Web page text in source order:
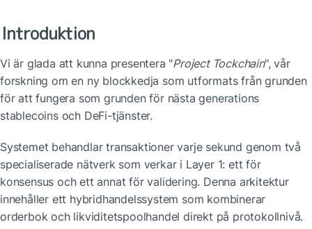
Introduktion
Vi är glada att kunna presentera "Project Tockchain", vår
forskning om en ny blockkedja som utformats från grunden
för att fungera som grunden för nästa generations
stablecoins och DeFi-tjänster.
Systemet behandlar transaktioner varje sekund genom två
specialiserade nätverk som verkar i Layer 1: ett för
konsensus och ett annat för validering. Denna arkitektur
innehåller ett hybridhandelssystem som kombinerar
orderbok och likviditetspoolhandel direkt på protokollnivå.